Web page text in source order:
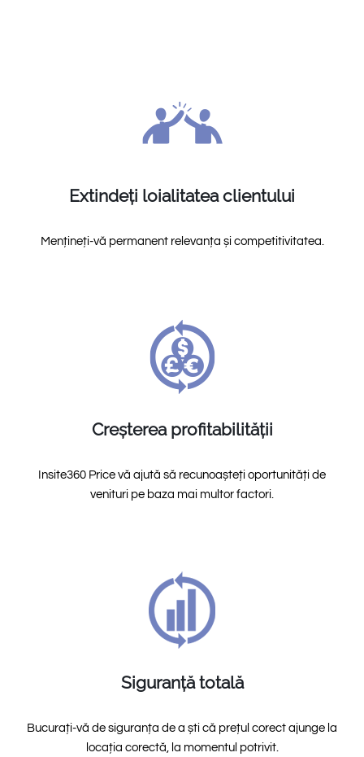
Extindeți loialitatea clientului
Mențineți-vă permanent relevanța și competitivitatea.
Creșterea profitabilității
Insite360 Price vă ajută să recunoașteți oportunități de
venituri pe baza mai multor factori.
Siguranță totală
Bucurați-vă de siguranța de a ști că prețul corect ajunge la
locația corectă, la momentul potrivit.